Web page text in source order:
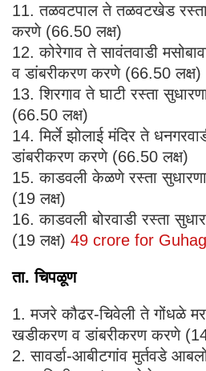
11. तळवटपाल ते तळवटखेड रस्ता
करणे (66.50 लक्ष)
12. कोरेगाव ते सावंतवाडी
व डांबरीकरण करणे (66.50 लक्ष)
13. शिरगाव ते घाटी रस्ता
(66.50 लक्ष)
14. मिर्ले झोलाई मंदिर ते
डांबरीकरण करणे (66.50 लक्ष)
15. काडवली केळणे रस्ता
(19 लक्ष)
16. काडवली बोरवाडी रस्ता
(19 लक्ष) 49 crore for
ता. चिपळूण
1. मजरे कौढर-चिवेली ते गोंधळे
खडीकरण व डांबरीकरण करणे
2. सावर्डा-आबीटगांव मुर्तवडे